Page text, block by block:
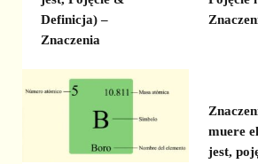
Definicja) –
Znaczenia
muere
jest,